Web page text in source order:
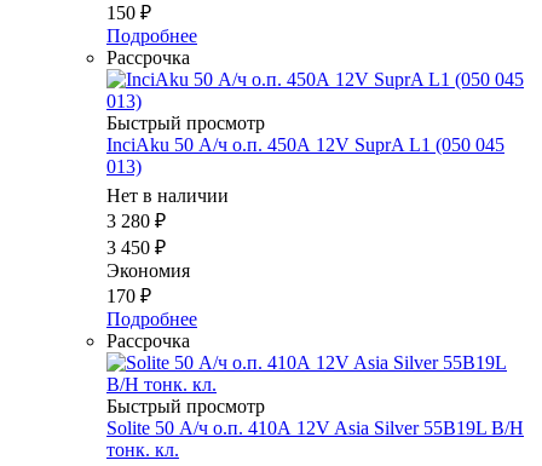
150 ₽
Подробнее
Рассрочка
Быстрый просмотр
InciAku 50 А/ч о.п. 450А 12V SuprA L1 (050 045
013)
Нет в наличии
3 280 ₽
3 450 ₽
Экономия
170 ₽
Подробнее
Рассрочка
Быстрый просмотр
Solite 50 А/ч о.п. 410А 12V Asia Silver 55B19L B/H
тонк. кл.